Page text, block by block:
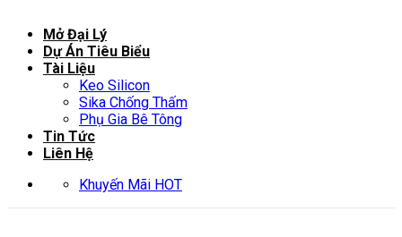
Mở Đại Lý
Dự Án Tiêu Biểu
Tài Liệu
Keo Silicon
Sika Chống Thấm
Phụ Gia Bê Tông
Tin Tức
Liên Hệ
Khuyến Mãi HOT